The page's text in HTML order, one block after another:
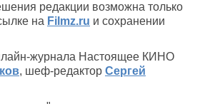
редакции возможна только
на Filmz.ru и сохранении
журнала Настоящее КИНО
, шеф-редактор Сергей